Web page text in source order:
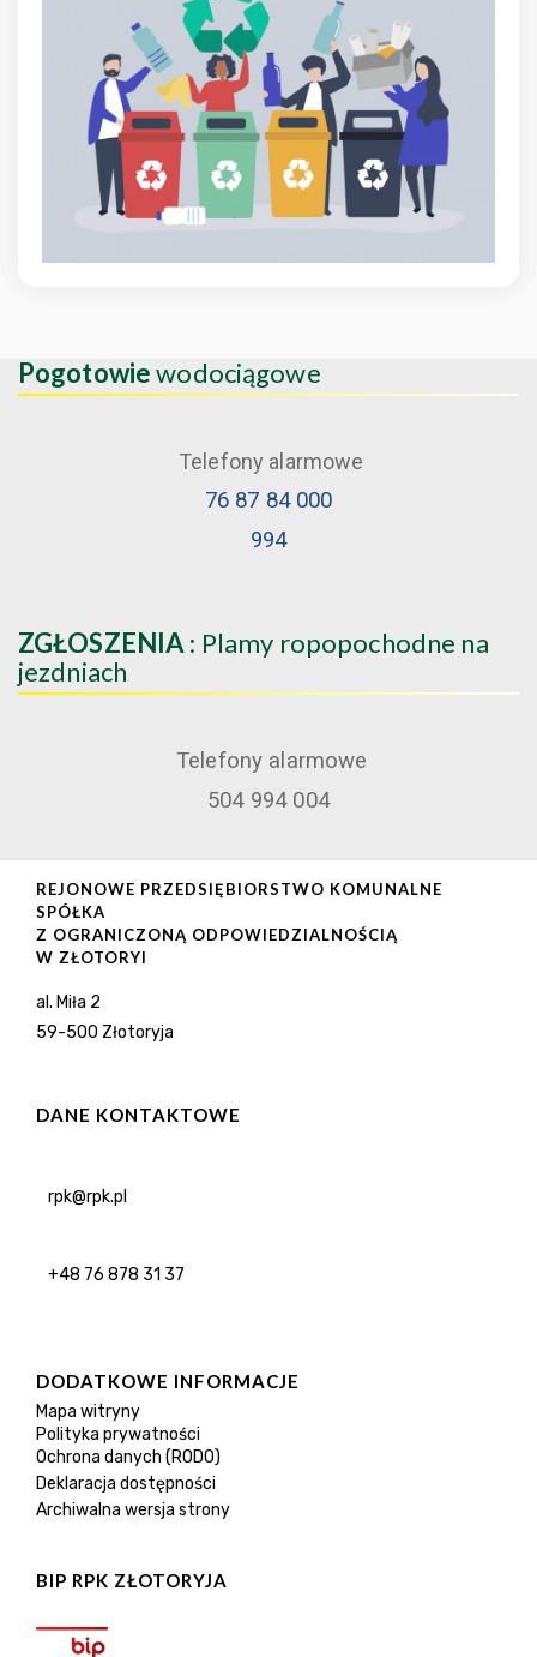
Pogotowiewodociągowe
Telefony alarmowe
76 87 84 000
994
ZGŁOSZENIA : Plamy ropopochodne na
jezdniach
Telefony alarmowe
504 994 004
REJONOWE PRZEDSIĘBIORSTWO KOMUNALNE
SPÓŁKA
Z OGRANICZONĄ ODPOWIEDZIALNOŚCIĄ
W ZŁOTORYI
al. Miła 2
59-500 Złotoryja
DANE KONTAKTOWE
rpk@rpk.pl
+48 76 878 31 37
DODATKOWE INFORMACJE
Mapa witryny
Polityka prywatności
Ochrona danych (RODO)
Deklaracja dostępności
Archiwalna wersja strony
BIP RPK ZŁOTORYJA